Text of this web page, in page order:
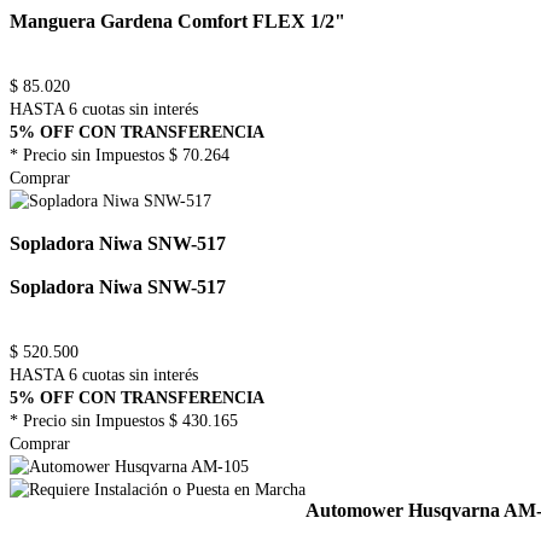
Manguera Gardena Comfort FLEX 1/2"
$ 85.020
HASTA 6 cuotas sin interés
5% OFF CON TRANSFERENCIA
* Precio sin Impuestos $ 70.264
Comprar
Sopladora Niwa SNW-517
Sopladora Niwa SNW-517
$ 520.500
HASTA 6 cuotas sin interés
5% OFF CON TRANSFERENCIA
* Precio sin Impuestos $ 430.165
Comprar
Automower Husqvarna